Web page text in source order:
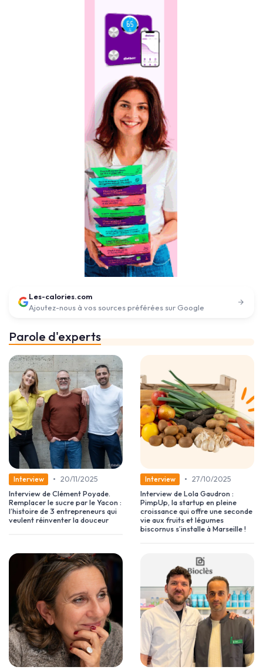
Les-calories.com
Ajoutez-nous à vos sources préférées sur Google
Parole d'experts
Interview • 20/11/2025
Interview de Clément Poyade.
Remplacer le sucre par le Yacon :
l’histoire de 3 entrepreneurs qui
veulent réinventer la douceur
Interview • 27/10/2025
Interview de Lola Gaudron :
PimpUp, la startup en pleine
croissance qui offre une seconde
vie aux fruits et légumes
biscornus s’installe à Marseille !